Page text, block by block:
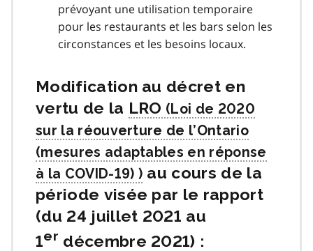
prévoyant une utilisation temporaire
pour les restaurants et les bars selon les
circonstances et les besoins locaux.
Modification au décret en
vertu de la LRO
au cours de la
période visée par le rapport
(du 24 juillet 2021 au
1er décembre 2021) :